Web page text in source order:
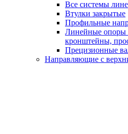
Все системы
Втулки закрытые
Профильные
Линейные опоры
кронштейны,
Прецизионные
Направляющие с